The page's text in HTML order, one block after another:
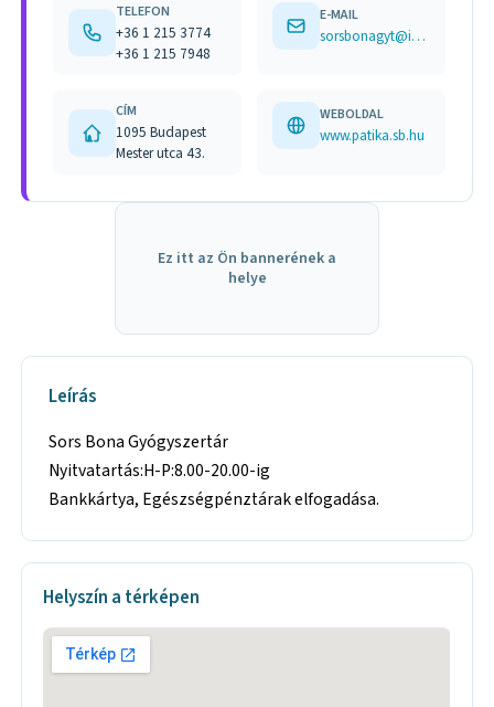
TELEFON
+36 1 215 3774
+36 1 215 7948
E-MAIL
sorsbonagyt@invitel.hu
CÍM
1095 Budapest
Mester utca 43.
WEBOLDAL
www.patika.sb.hu
Ez itt az Ön bannerének a
helye
Leírás
Sors Bona Gyógyszertár
Nyitvatartás:H-P:8.00-20.00-ig
Bankkártya, Egészségpénztárak elfogadása.
Helyszín a térképen